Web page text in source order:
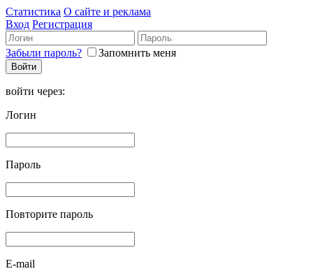
Статистика О сайте и реклама
Вход Регистрация
Забыли пароль? Запомнить меня
войти через:
Логин
Пароль
Повторите пароль
E-mail